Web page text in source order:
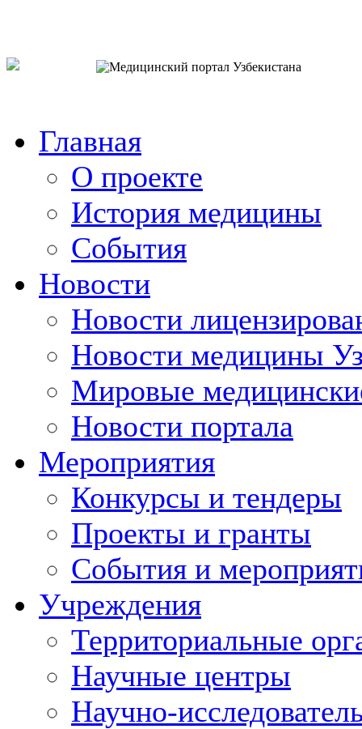
Главная
О проекте
История медицины
События
Новости
Новости
Новости медицины
Мировые
Новости портала
Мероприятия
Конкурсы и тендеры
Проекты и гранты
События и
Учреждения
Территориальные
Научные центры
Научно-